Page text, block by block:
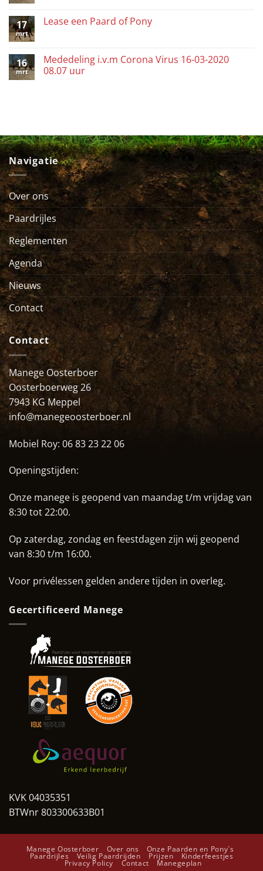
17
mrt
Lease een Paard of Pony
16
mrt
Mededeling i.v.m Corona Virus 16-03-2020
08.07 uur
Navigatie
Over ons
Paardrijles
Reglementen
Agenda
Nieuws
Contact
Contact
Manege Oosterboer
Oosterboerweg 26
7943 KG Meppel
info@manegeoosterboer.nl
Mobiel Roy: 06 83 23 22 06
Openingstijden:
Onze manege is geopend van maandag t/m vrijdag van
8:30 tot 22:00.
Op zaterdag, zondag en feestdagen zijn wij geopend
van 8:30 t/m 16:00.
Voor privélessen gelden andere tijden in overleg.
Gecertificeerd Manege
KVK 04035351
BTWnr 803300633B01
Manege Oosterboer Over ons Onze Paarden en Pony`s
Paardrijles Veilig Paardrijden Prijzen Kinderfeestjes
Privacy Policy Contact Manegeplan